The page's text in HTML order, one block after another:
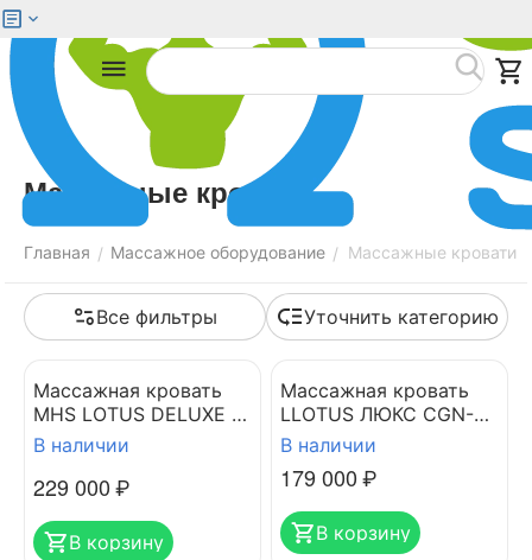
Массажные кровати
Главная / Массажное оборудование / Массажные кровати
Все фильтры Уточнить категорию
Массажная кровать
MHS LOTUS DELUXE R-
518
В наличии
229 000₽
В корзину
Массажная кровать
LLOTUS ЛЮКС CGN-
005-2C
В наличии
179 000₽
В корзину
Меню Найти